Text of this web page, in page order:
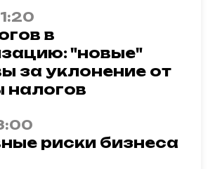
в
"новые"
за уклонение от
налогов
риски бизнеса